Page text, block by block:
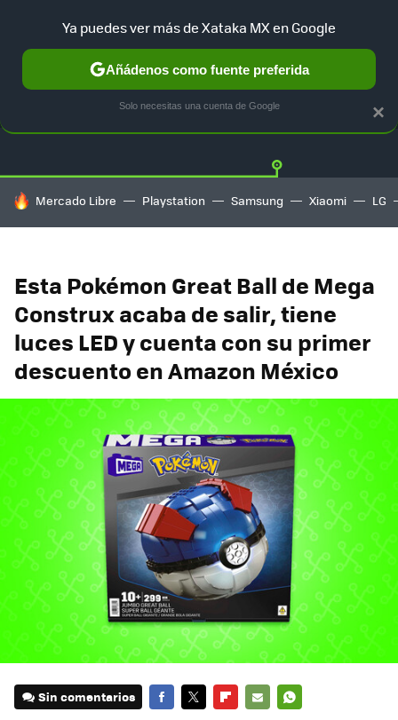
GUÍA DE COMPRAS MERCADO LIBRE
HOY SE HABLA DE
Mercado Libre Playstation Samsung Xiaomi LG
Esta Pokémon Great Ball de Mega
Construx acaba de salir, tiene
luces LED y cuenta con su primer
descuento en Amazon México
Sin comentarios
×
Ya puedes ver más de Xataka MX en Google
Añádenos como fuente preferida
Solo necesitas una cuenta de Google